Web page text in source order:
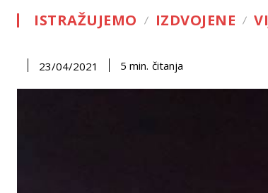
ISTRAŽUJEMO IZDVOJENE
23/04/2021 5 min. čitanja